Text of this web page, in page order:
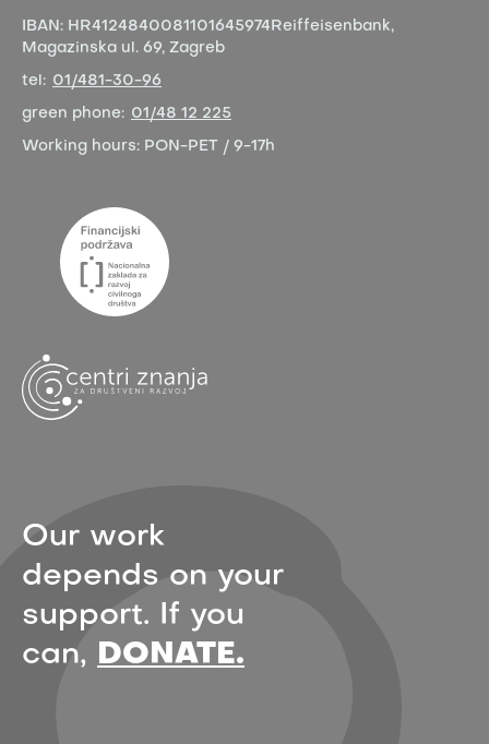
IBAN: HR4124840081101645974 Reiffeisenbank,
Magazinska ul. 69, Zagreb
tel: 01/481-30-96
green phone: 01/48 12 225
Working hours: PON-PET / 9-17h
Our work
depends on your
support. If you
can,
DONATE.